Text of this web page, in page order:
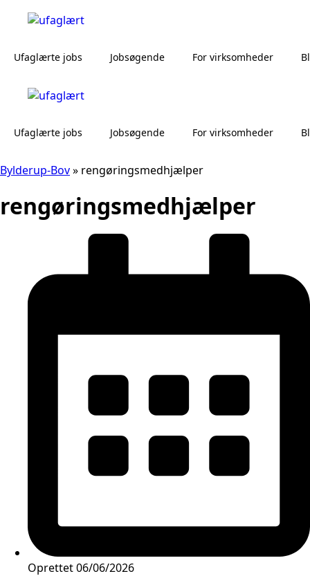
Ufaglærte jobs Jobsøgende For virksomheder
Ufaglærte jobs Jobsøgende For virksomheder
Bylderup-Bov» rengøringsmedhjælper
rengøringsmedhjælper
Oprettet06/06/2026